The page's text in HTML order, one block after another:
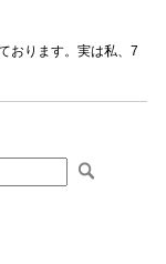
おります。実は私、7